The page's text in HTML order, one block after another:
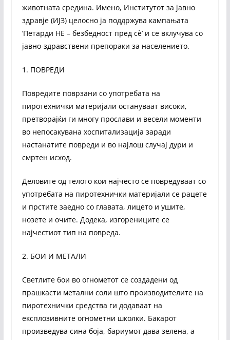
животната средина. Имено, Институтот за јавно
здравје (ИЈЗ) целосно ја поддржува кампањата
‘Петарди НЕ – безбедност пред сè’ и се вклучува со
јавно-здравствени препораки за населението.
1. ПОВРЕДИ
Повредите поврзани со употребата на
пиротехнички материјали остануваат високи,
претворајќи ги многу прослави и весели моменти
во непосакувана хоспитализација заради
настанатите повреди и во најлош случај дури и
смртен исход.
Деловите од телото кои најчесто се повредуваат со
употребата на пиротехнички материјали се рацете
и прстите заедно со главата, лицето и ушите,
нозете и очите. Додека, изгорениците се
најчестиот тип на повреда.
2. БОИ И МЕТАЛИ
Светлите бои во огнометот се создадени од
прашкасти метални соли што производителите на
пиротехнички средства ги додаваат на
експлозивните огнометни школки. Бакарот
произведува сина боја, бариумот дава зелена, а